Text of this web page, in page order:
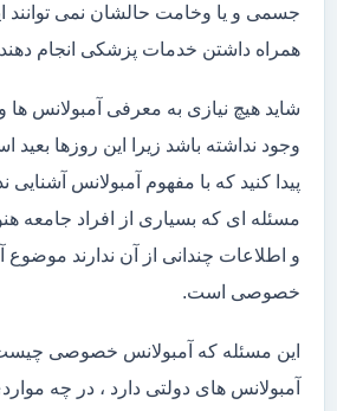
جسمی و یا وخامت حالشان نمی توانند
همراه داشتن خدمات پزشکی انجام
شاید هیچ نیازی به معرفی آمبولانس
وجود نداشته باشد زیرا این روزها بعید
پیدا کنید که با مفهوم آمبولانس آشنایی
مسئله ای که بسیاری از افراد جامعه
و اطلاعات چندانی از آن ندارند موضوع
خصوصی است.
این مسئله که آمبولانس خصوصی چیست
آمبولانس های دولتی دارد ، در چه